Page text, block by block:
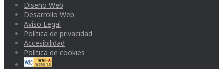
Diseño Web
Desarrollo Web
Aviso Legal
Política de privacidad
Accesibilidad
Política de cookies